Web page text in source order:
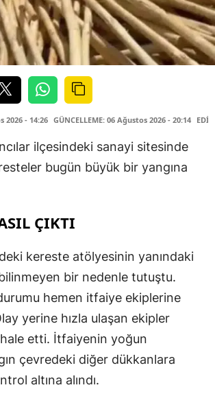
2026 - 14:26 GÜNCELLEME: 06 Ağustos 2026 - 20:14
ilçesindeki sanayi sitesinde
bugün büyük bir yangına
ÇIKTI
kereste atölyesinin yanındaki
bir nedenle tutuştu.
hemen itfaiye ekiplerine
yerine hızla ulaşan ekipler
etti. İtfaiyenin yoğun
çevredeki diğer dükkanlara
altına alındı.